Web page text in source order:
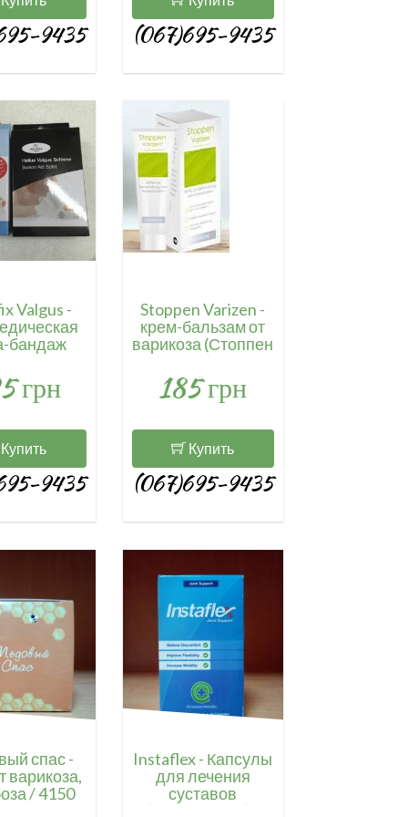
9435 (067)695-9435
Valgus -
бандаж
грн
Купить
9435
Stoppen Varizen -
крем-бальзам от
варикоза (Стоппен
Варизен) / 4069
185 грн
Купить
(067)695-9435
спас -
варикоза,
/ 4150
Instaflex - Капсулы
для лечения
суставов
(Инстафлекс) /